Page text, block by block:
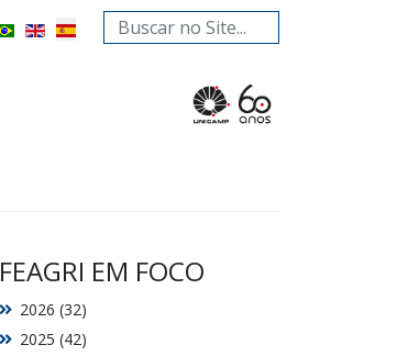
Buscar...
FEAGRI EM FOCO
2025 (42)
2026 (32)